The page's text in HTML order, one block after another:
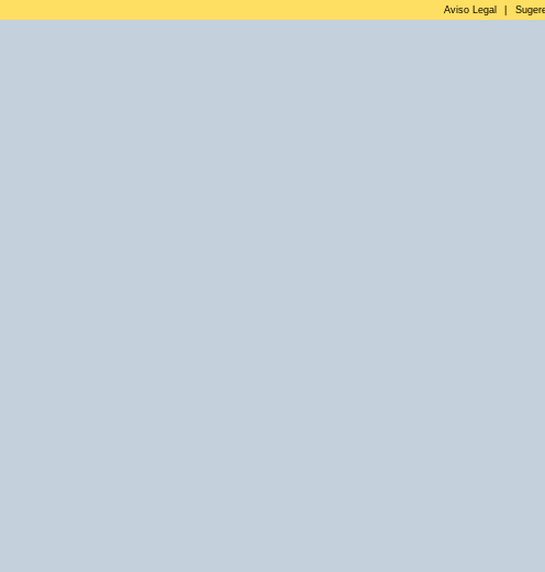
Aviso Legal